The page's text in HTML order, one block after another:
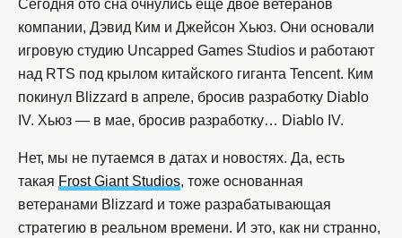
Сегодня ото сна очнулись еще двое ветеранов
компании, Дэвид Ким и Джейсон Хьюз. Они основали
игровую студию Uncapped Games Studios и работают
над RTS под крылом китайского гиганта Tencent. Ким
покинул Blizzard в апреле, бросив разработку Diablo
IV. Хьюз — в мае, бросив разработку… Diablo IV.
Нет, мы не путаемся в датах и новостях. Да, есть
такая Frost Giant Studios, тоже основанная
ветеранами Blizzard и тоже разрабатывающая
стратегию в реальном времени. И это, как ни странно,